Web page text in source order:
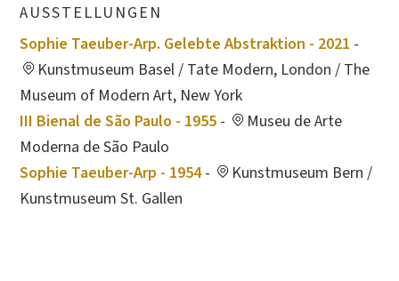
AUSSTELLUNGEN
Sophie Taeuber-Arp. Gelebte Abstraktion - 2021 -
Kunstmuseum Basel / Tate Modern, London / The
Museum of Modern Art, New York
III Bienal de São Paulo - 1955 -
Museu de Arte
Moderna de São Paulo
Sophie Taeuber-Arp - 1954-
Kunstmuseum Bern /
Kunstmuseum St. Gallen